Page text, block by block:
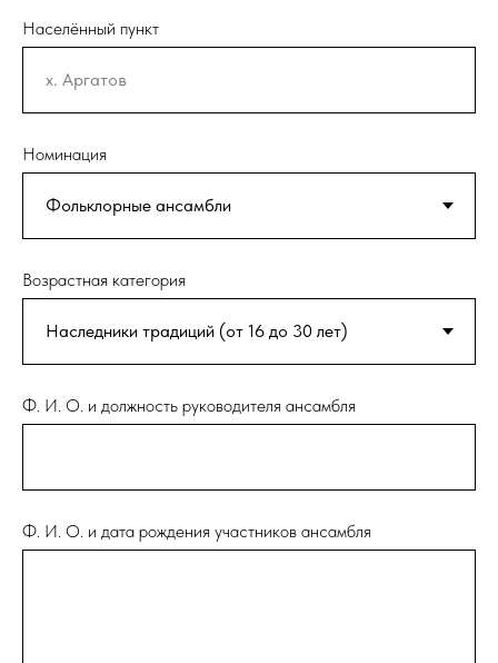
Населённый пункт
Номинация
Возрастная категория
Ф. И. О. и должность руководителя ансамбля
Ф. И. О. и дата рождения участников ансамбля